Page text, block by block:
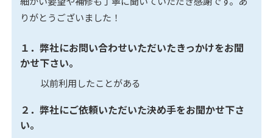
りがとうございました！
１．弊社にお問い合わせいただいたきっかけをお聞
かせ下さい。
以前利用したことがある
２．弊社にご依頼いただいた決め手をお聞かせ下さ
い。